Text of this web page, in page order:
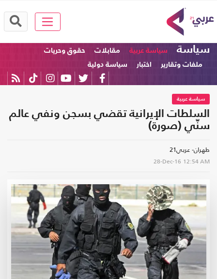
سياسة سياسة عربية مقابلات
حقوق وحريات
ملفات وتقارير
اختبار سياسة دولية
سياسة عربية
السلطات الإيرانية تقضي بسجن ونفي عالم
سنّي (صورة)
طهران- عربي21
28-Dec-16 12:54 AM